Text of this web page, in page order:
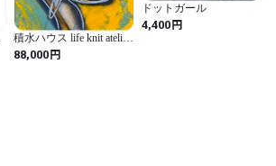
積水ハウス life knit atelier
大阪北/Kenta Asakura/
initial impulse#54
88,000円
ドットガール
4,400円